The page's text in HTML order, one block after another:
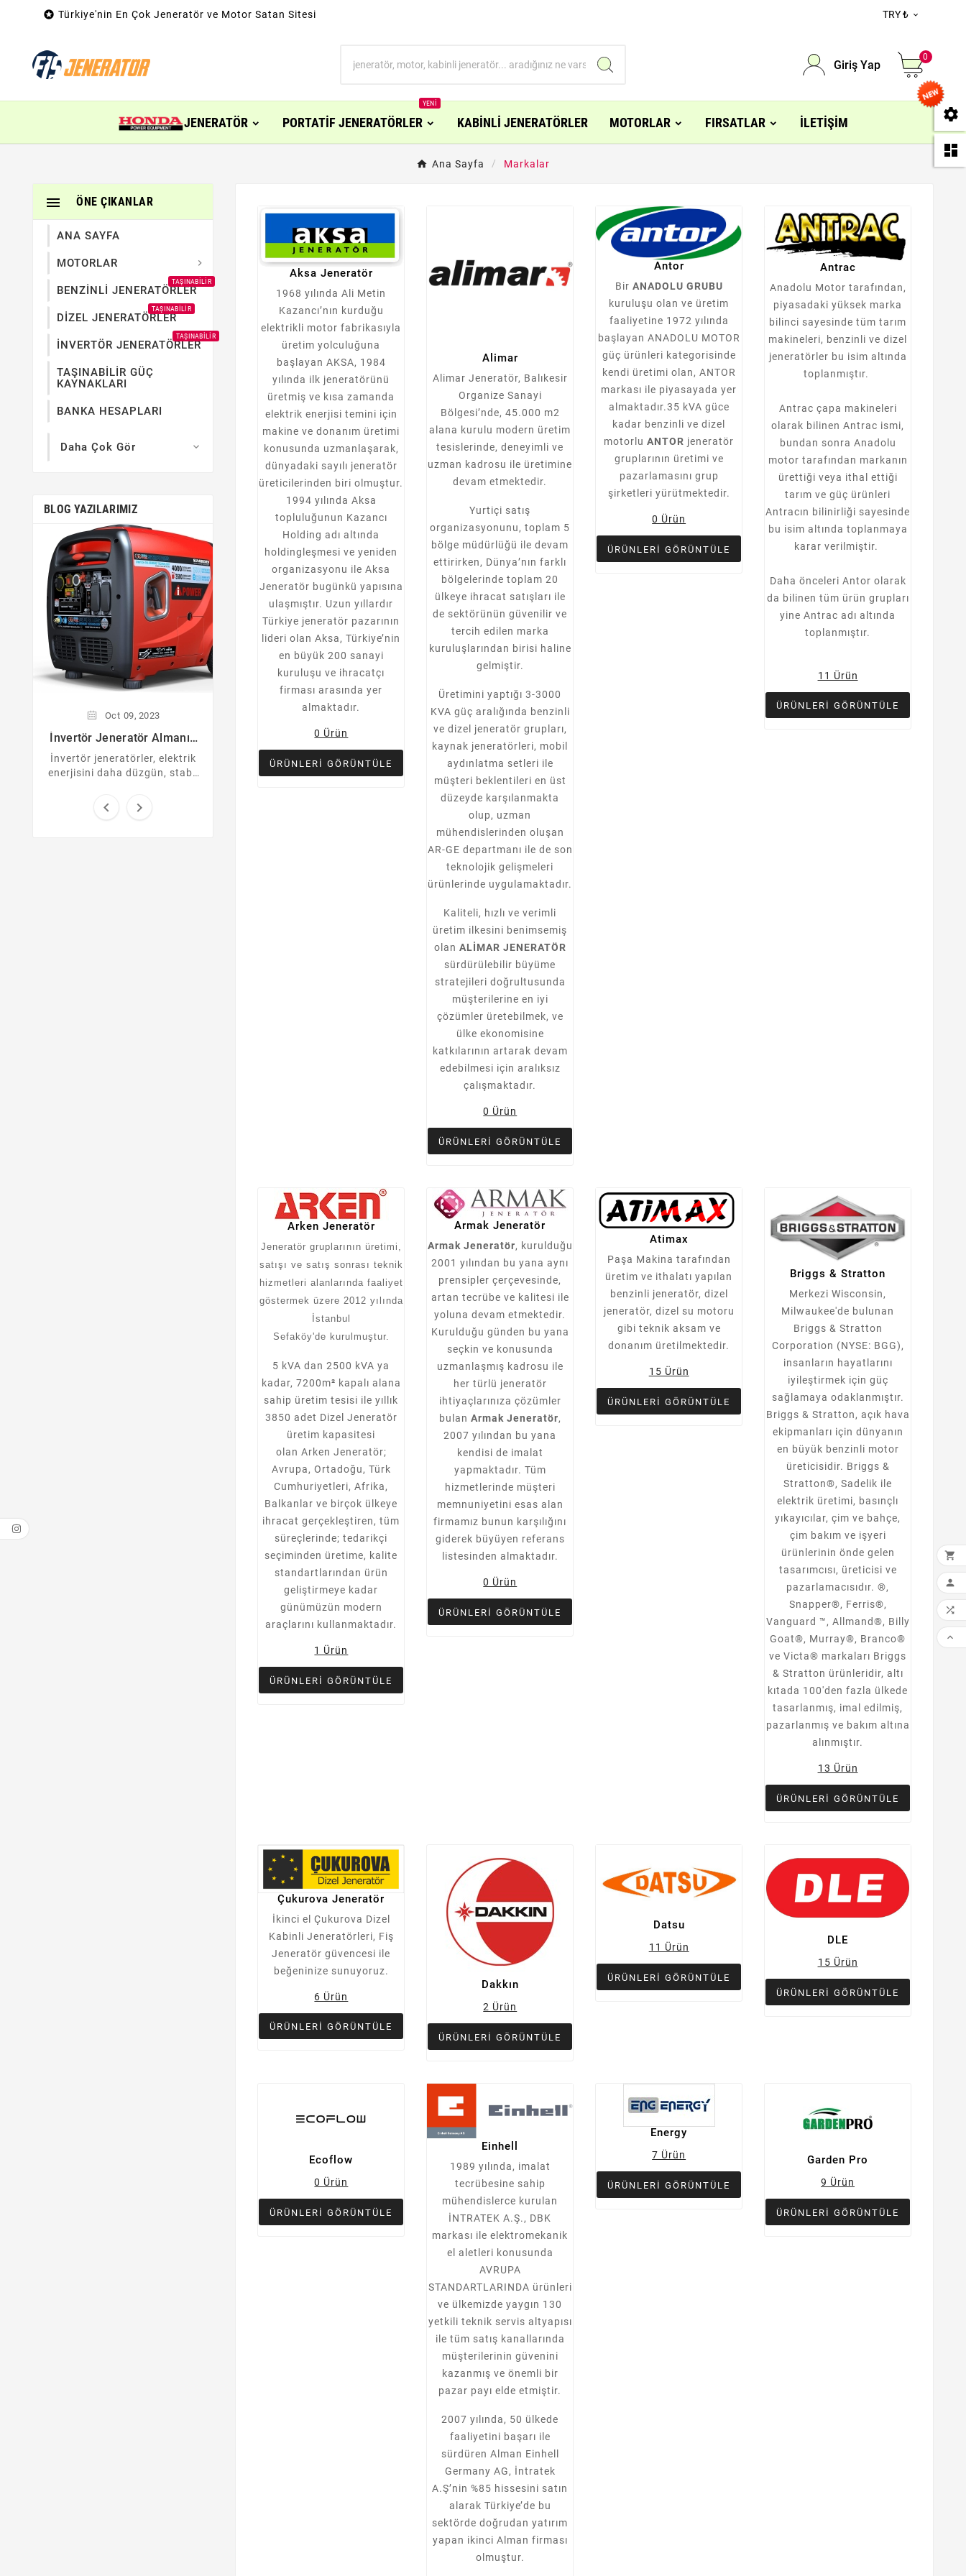
 Türkiye'nin En Çok Jeneratör ve Motor Satan Sitesi TRY ₺ 
Giriş Yap
0
JENERATÖR PORTATİF JENERATÖRLER
YENI
KABİNLİ JENERATÖRLER MOTORLAR FIRSATLAR İLETIŞIM
Ana Sayfa Markalar
ÖNE ÇIKANLAR

ANA SAYFA
MOTORLAR 
BENZİNLİ JENERATÖRLER
TAŞINABILIR
DİZEL JENERATÖRLER
TAŞINABILIR
İNVERTÖR JENERATÖRLER
TAŞINABILIR
TAŞINABİLİR GÜÇ
KAYNAKLARI
BANKA HESAPLARI
Daha Çok Gör 
BLOG YAZILARIMIZ
Oct 09, 2023
İnvertör Jeneratör Almanın
İnvertör jeneratörler, elektrik
enerjisini daha düzgün, stabil
yüksek teknoloji ürünü
cihazlardır. İnvertör ...
Aug 14, 2023
Konik Benzinli Motor Nedir ?
İşte konik benzinli motorlar
hakkında bazı bilgiler
Jun 13,2023
Arken Jeneratör: Sektörün
Dinamik Gücü
<p>Arken Jeneratörler,
kompakt, sağlam ve dayanıklı
tasarımları, düşük yakıt
tüketimi ve yüksek
performansları ile dikkat
çekiyor. Kullanıcı ...
 
Aksa Jeneratör
1968 yılında Ali Metin
Kazancı’nın kurduğu
elektrikli motor fabrikasıyla
üretim yolculuğuna
başlayan AKSA, 1984
yılında ilk jeneratörünü
üretmiş ve kısa zamanda
elektrik enerjisi temini için
makine ve donanım üretimi
konusunda uzmanlaşarak,
dünyadaki sayılı jeneratör
üreticilerinden biri olmuştur.
1994 yılında Aksa
topluluğunun Kazancı
Holding adı altında
holdingleşmesi ve yeniden
organizasyonu ile Aksa
Jeneratör bugünkü yapısına
ulaşmıştır. Uzun yıllardır
Türkiye jeneratör pazarının
lideri olan Aksa, Türkiye’nin
en büyük 200 sanayi
kuruluşu ve ihracatçı
firması arasında yer
almaktadır.
0 Ürün
ÜRÜNLERI GÖRÜNTÜLE
Alimar
Alimar Jeneratör, Balıkesir
Organize Sanayi
Bölgesi’nde, 45.000 m2
alana kurulu modern üretim
tesislerinde, deneyimli ve
uzman kadrosu ile üretimine
devam etmektedir.
Yurtiçi satış
organizasyonunu, toplam 5
bölge müdürlüğü ile devam
ettirirken, Dünya’nın farklı
bölgelerinde toplam 20
ülkeye ihracat satışları ile
de sektörünün güvenilir ve
tercih edilen marka
kuruluşlarından birisi haline
gelmiştir.
Üretimini yaptığı 3-3000
KVA güç aralığında benzinli
ve dizel jeneratör grupları,
kaynak jeneratörleri, mobil
aydınlatma setleri ile
müşteri beklentileri en üst
düzeyde karşılanmakta
olup, uzman
mühendislerinden oluşan
AR-GE departmanı ile de son
teknolojik gelişmeleri
ürünlerinde uygulamaktadır.
Kaliteli, hızlı ve verimli
üretim ilkesini benimsemiş
olan ALİMAR JENERATÖR
sürdürülebilir büyüme
stratejileri doğrultusunda
müşterilerine en iyi
çözümler üretebilmek, ve
ülke ekonomisine
katkılarının artarak devam
edebilmesi için aralıksız
çalışmaktadır.
0 Ürün
ÜRÜNLERI GÖRÜNTÜLE
Antor
Bir ANADOLU GRUBU
kuruluşu olan ve üretim
faaliyetine 1972 yılında
başlayan ANADOLU MOTOR
güç ürünleri kategorisinde
kendi üretimi olan, ANTOR
markası ile piyasayada yer
almaktadır.35 kVA güce
kadar benzinli ve dizel
motorluANTOR jeneratör
gruplarının üretimi ve
pazarlamasını grup
şirketleri yürütmektedir.
0 Ürün
ÜRÜNLERI GÖRÜNTÜLE
Antrac
Anadolu Motor tarafından,
piyasadaki yüksek marka
bilinci sayesinde tüm tarım
makineleri, benzinli ve dizel
jeneratörler bu isim altında
toplanmıştır.
Antrac çapa makineleri
olarak bilinen Antrac ismi,
bundan sonra Anadolu
motor tarafından markanın
ürettiği veya ithal ettiği
tarım ve güç ürünleri
Antracın bilinirliği sayesinde
bu isim altında toplanmaya
karar verilmiştir.
Daha önceleri Antor olarak
da bilinen tüm ürün grupları
yine Antrac adı altında
toplanmıştır.
11 Ürün
ÜRÜNLERI GÖRÜNTÜLE
Arken Jeneratör
Jeneratör gruplarının üretimi,
satışı ve satış sonrası teknik
hizmetleri alanlarında faaliyet
göstermek üzere 2012 yılında
İstanbul
Sefaköy'de kurulmuştur.
5 kVA dan 2500 kVA ya
kadar, 7200m² kapalı alana
sahip üretim tesisi ile yıllık
3850 adet Dizel Jeneratör
üretim kapasitesi
olan Arken Jeneratör;
Avrupa, Ortadoğu, Türk
Cumhuriyetleri, Afrika,
Balkanlar ve birçok ülkeye
ihracat gerçekleştiren, tüm
süreçlerinde; tedarikçi
seçiminden üretime, kalite
standartlarından ürün
geliştirmeye kadar
günümüzün modern
araçlarını kullanmaktadır.
1 Ürün
ÜRÜNLERI GÖRÜNTÜLE
Armak Jeneratör
Armak Jeneratör, kurulduğu
2001 yılından bu yana aynı
prensipler çerçevesinde,
artan tecrübe ve kalitesi ile
yoluna devam etmektedir.
Kurulduğu günden bu yana
seçkin ve konusunda
uzmanlaşmış kadrosu ile
her türlü jeneratör
ihtiyaçlarınıza çözümler
bulan Armak Jeneratör,
2007 yılından bu yana
kendisi de imalat
yapmaktadır. Tüm
hizmetlerinde müşteri
memnuniyetini esas alan
firmamız bunun karşılığını
giderek büyüyen referans
listesinden almaktadır.
0 Ürün
ÜRÜNLERI GÖRÜNTÜLE
Atimax
Paşa Makina tarafından
üretim ve ithalatı yapılan
benzinli jeneratör, dizel
jeneratör, dizel su motoru
gibi teknik aksam ve
donanım üretilmektedir.
15 Ürün
ÜRÜNLERI GÖRÜNTÜLE
Briggs & Stratton
Merkezi Wisconsin,
Milwaukee'de bulunan
Briggs & Stratton
Corporation (NYSE: BGG),
insanların hayatlarını
iyileştirmek için güç
sağlamaya odaklanmıştır.
Briggs & Stratton, açık hava
ekipmanları için dünyanın
en büyük benzinli motor
üreticisidir. Briggs &
Stratton®, Sadelik ile
elektrik üretimi, basınçlı
yıkayıcılar, çim ve bahçe,
çim bakım ve işyeri
ürünlerinin önde gelen
tasarımcısı, üreticisi ve
pazarlamacısıdır.®,
Snapper®, Ferris®,
Vanguard ™, Allmand®, Billy
Goat®, Murray®, Branco®
ve Victa® markaları Briggs
& Stratton ürünleridir, altı
kıtada 100'den fazla ülkede
tasarlanmış, imal edilmiş,
pazarlanmış ve bakım altına
alınmıştır.
13 Ürün
ÜRÜNLERI GÖRÜNTÜLE
Çukurova Jeneratör
İkinci el Çukurova Dizel
Kabinli Jeneratörleri, Fiş
Jeneratör güvencesi ile
beğeninize sunuyoruz.
6 Ürün
ÜRÜNLERI GÖRÜNTÜLE
Dakkın
2 Ürün
ÜRÜNLERI GÖRÜNTÜLE
Datsu
11 Ürün
ÜRÜNLERI GÖRÜNTÜLE
DLE
15 Ürün
ÜRÜNLERI GÖRÜNTÜLE
Ecoflow
0 Ürün
ÜRÜNLERI GÖRÜNTÜLE
Einhell
1989 yılında, imalat
tecrübesine sahip
mühendislerce kurulan
İNTRATEK A.Ş., DBK
markası ile elektromekanik
el aletleri konusunda
AVRUPA
STANDARTLARINDA ürünleri
ve ülkemizde yaygın 130
yetkili teknik servis altyapısı
ile tüm satış kanallarında
müşterilerinin güvenini
kazanmış ve önemli bir
pazar payı elde etmiştir.
2007 yılında, 50 ülkede
faaliyetini başarı ile
sürdüren Alman Einhell
Germany AG, İntratek
A.Ş’nin %85 hissesini satın
alarak Türkiye’de bu
sektörde doğrudan yatırım
yapan ikinci Alman firması
olmuştur.
Energy
7 Ürün
ÜRÜNLERI GÖRÜNTÜLE
Garden Pro
9 Ürün
ÜRÜNLERI GÖRÜNTÜLE



